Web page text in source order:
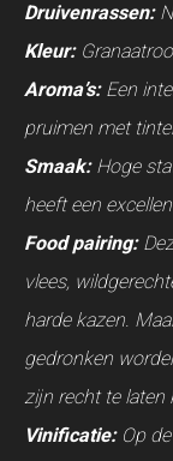
Druivenrassen:
Kleur:
Aroma’s: Een
pruimen met
Smaak:Hoge
heeft een
Food pairing:
vlees,
harde kazen.
gedronken
zijn recht te laten
Vinificatie:Op de